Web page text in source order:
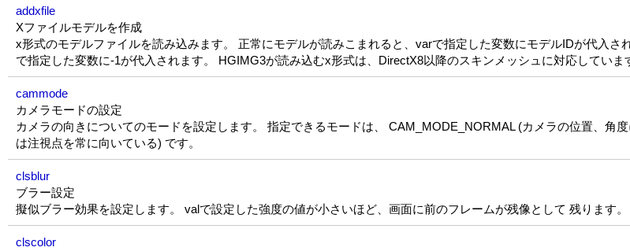
addxfile
Xファイルモデルを作成
x形式のモデルファイルを読み込みます。 正常にモデルが読みこまれると、varで指定した変数にモデルIDが代入さ
で指定した変数に-1が代入されます。 HGIMG3が読み込むx形式は、DirectX8以降のスキンメッシュに対応していま
cammode
カメラモードの設定
カメラの向きについてのモードを設定します。 指定できるモードは、 CAM_MODE_NORMAL (カメラの位置、角
は注視点を常に向いている) です。
clsblur
ブラー設定
擬似ブラー効果を設定します。 valで設定した強度の値が小さいほど、画面に前のフレームが残像として 残ります。
clscolor